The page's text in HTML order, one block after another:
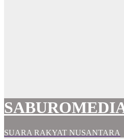
SUARA RAKYAT NUSANTARA